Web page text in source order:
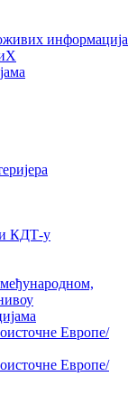
информација
КДТ-у
Европе/
Европе/